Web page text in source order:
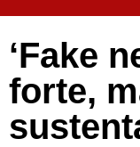
‘Fake
forte,